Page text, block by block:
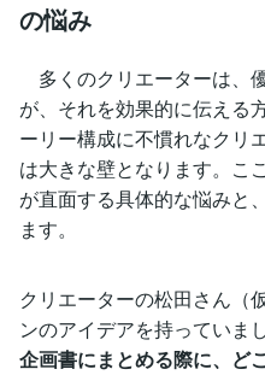
の悩み
多くのクリエーターは、
が、それを効果的に伝える
ーリー構成に不慣れなクリ
は大きな壁となります。こ
が直面する具体的な悩みと
ます。
クリエーターの松田さん（
ンのアイデアを持っていま
企画書にまとめる際に、ど